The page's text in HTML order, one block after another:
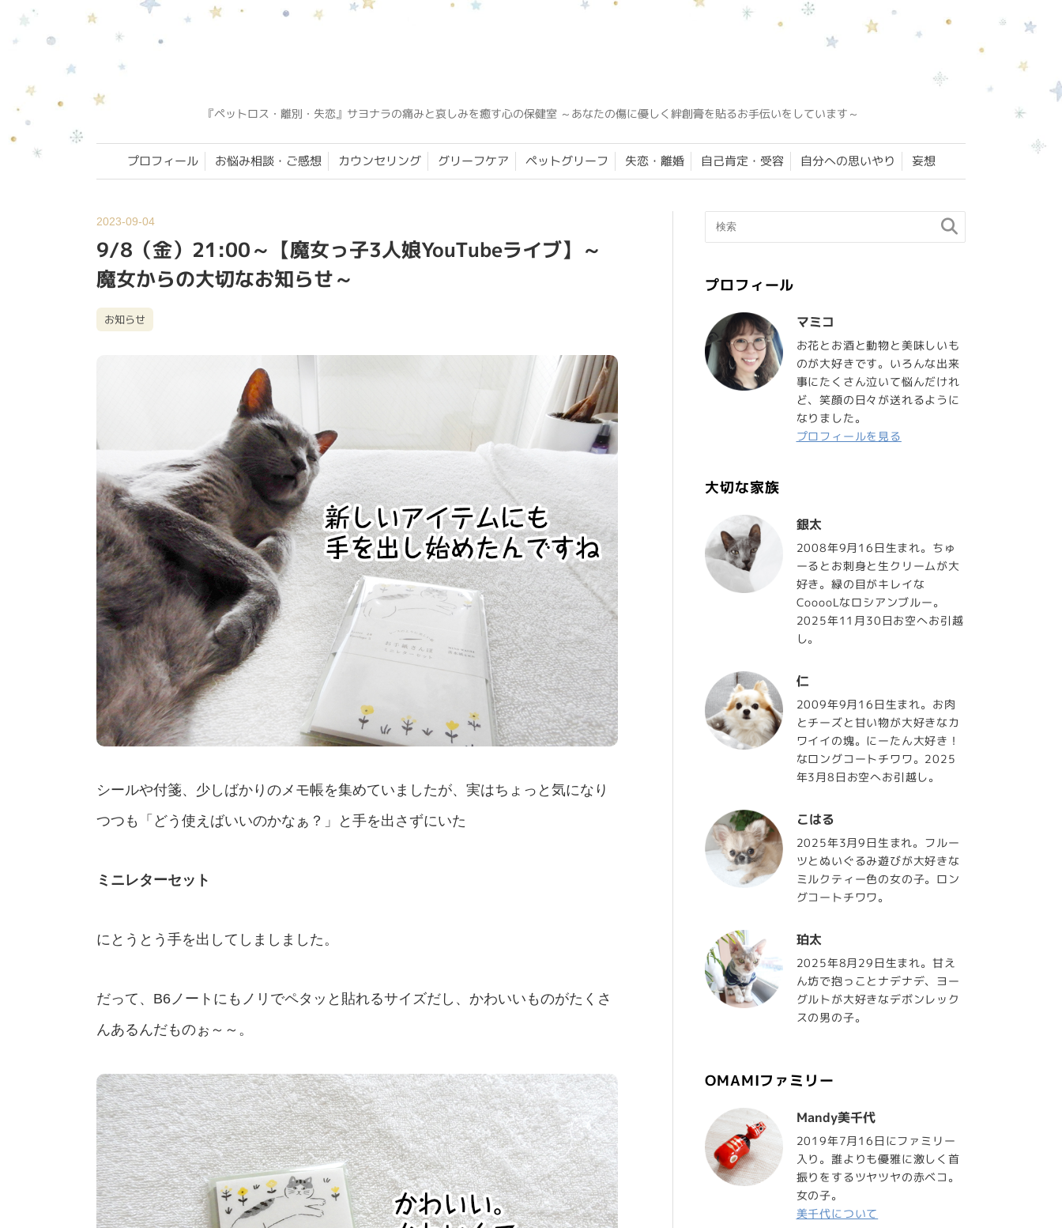
『ペットロス・離別・失恋』サヨナラの痛みと哀しみを癒す心の保健室 ～あなたの傷に優しく絆創膏を貼るお手伝いをしています～
プロフィール お悩み相談・ご感想 カウンセリング グリーフケア ペットグリーフ 失恋・離婚 自己肯定・受容 自分への思いやり 妄想
2023-09-04
9/8（金）21:00～【魔女っ子3人娘YouTubeライブ】～
魔女からの大切なお知らせ～
お知らせ
シールや付箋、少しばかりのメモ帳を集めていましたが、実はちょっと気になり
つつも「どう使えばいいのかなぁ？」と手を出さずにいた
ミニレターセット
にとうとう手を出してしましました。
だって、B6ノートにもノリでペタッと貼れるサイズだし、かわいいものがたくさ
んあるんだものぉ～～。
プロフィール
マミコ
お花とお酒と動物と美味しいも
のが大好きです。いろんな出来
事にたくさん泣いて悩んだけれ
ど、笑顔の日々が送れるように
なりました。
プロフィールを見る
大切な家族
銀太
2008年9月16日生まれ。ちゅ
ーるとお刺身と生クリームが大
好き。緑の目がキレイな
CooooLなロシアンブルー。
2025年11月30日お空へお引越
し。
仁
2009年9月16日生まれ。お肉
とチーズと甘い物が大好きなカ
ワイイの塊。にーたん大好き！
なロングコートチワワ。2025
年3月8日お空へお引越し。
こはる
2025年3月9日生まれ。フルー
ツとぬいぐるみ遊びが大好きな
ミルクティー色の女の子。ロン
グコートチワワ。
珀太
2025年8月29日生まれ。甘え
ん坊で抱っことナデナデ、ヨー
グルトが大好きなデボンレック
スの男の子。
OMAMIファミリー
Mandy美千代
2019年7月16日にファミリー
入り。誰よりも優雅に激しく首
振りをするツヤツヤの赤ベコ。
女の子。
美千代について